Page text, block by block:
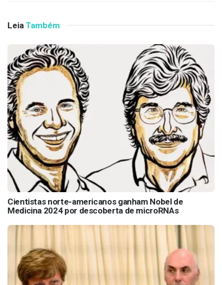
Leia Também
Cientistas norte-americanos ganham Nobel de
Medicina 2024 por descoberta de microRNAs